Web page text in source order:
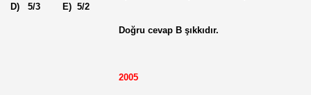
D) 5/3 E) 5/2
Doğru cevap B şıkkıdır.
2005